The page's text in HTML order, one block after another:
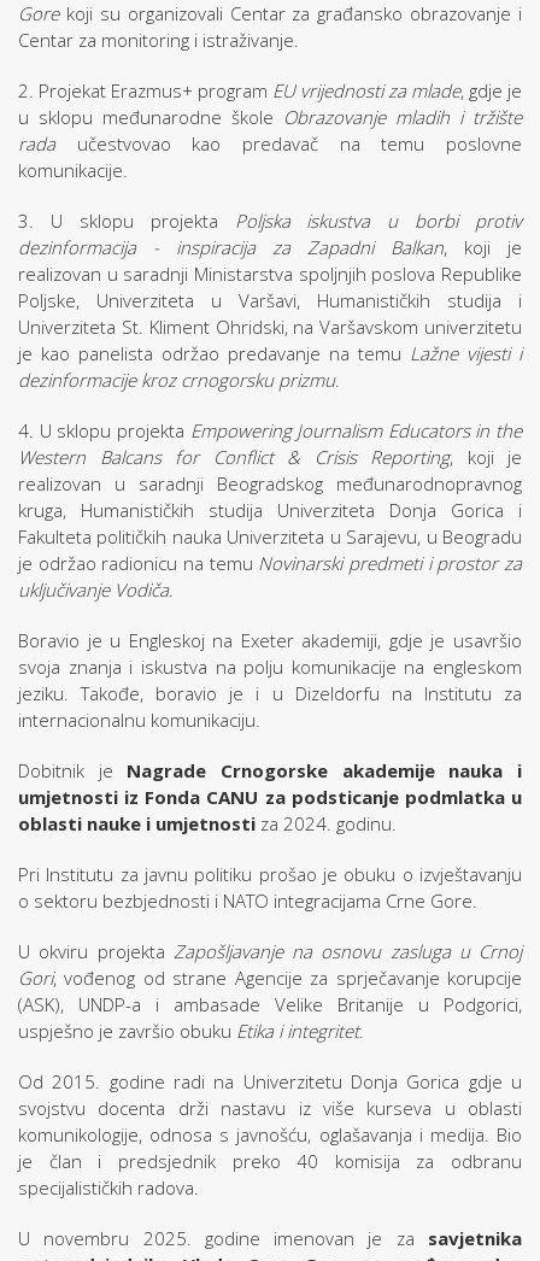
Gorekoji su organizovali Centar za građansko obrazovanje i
Centar za monitoring i istraživanje.
2. Projekat Erazmus+ program EU vrijednosti za mlade, gdje je
u sklopu međunarodne škole Obrazovanje mladih i tržište
radaučestvovao kao predavač na temu poslovne
komunikacije.
3. U sklopu projekta Poljska iskustva u borbi protiv
dezinformacija - inspiracija za Zapadni Balkan, koji je
realizovan u saradnji Ministarstva spoljnjih poslova Republike
Poljske, Univerziteta u Varšavi, Humanističkih studija i
Univerziteta St. Kliment Ohridski, na Varšavskom univerzitetu
je kao panelista održao predavanje na temu Lažne vijesti i
dezinformacije kroz crnogorsku prizmu.
4. U sklopu projekta Empowering Journalism Educators in the
Western Balcans for Conflict & Crisis Reporting, koji je
realizovan u saradnji Beogradskog međunarodnopravnog
kruga, Humanističkih studija Univerziteta Donja Gorica i
Fakulteta političkih nauka Univerziteta u Sarajevu, u Beogradu
je održao radionicu na temu Novinarski predmeti i prostor za
uključivanje Vodiča.
Boravio je u Engleskoj na Exeter akademiji, gdje je usavršio
svoja znanja i iskustva na polju komunikacije na engleskom
jeziku. Takođe, boravio je i u Dizeldorfu na Institutu za
internacionalnu komunikaciju.
Dobitnik je Nagrade Crnogorske akademije nauka i
umjetnosti iz Fonda CANU za podsticanje podmlatka u
oblasti nauke i umjetnosti za 2024. godinu.
Pri Institutu za javnu politiku prošao je obuku o izvještavanju
o sektoru bezbjednosti i NATO integracijama Crne Gore.
U okviru projekta Zapošljavanje na osnovu zasluga u Crnoj
Gori, vođenog od strane Agencije za sprječavanje korupcije
(ASK), UNDP-a i ambasade Velike Britanije u Podgorici,
uspješno je završio obuku Etika i integritet.
Od 2015. godine radi na Univerzitetu Donja Gorica gdje u
svojstvu docenta drži nastavu iz više kurseva u oblasti
komunikologije, odnosa s javnošću, oglašavanja i medija. Bio
je član i predsjednik preko 40 komisija za odbranu
specijalističkih radova.
U novembru 2025. godine imenovan je za savjetnika